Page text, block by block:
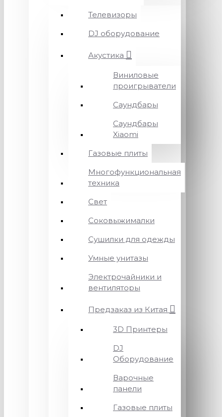
Телевизоры
DJ оборудование
Акустика
Виниловые
проигрыватели
Саундбары
Саундбары
Xiaomi
Газовые плиты
Многофункциональная
техника
Свет
Соковыжималки
Сушилки для одежды
Умные унитазы
Электрочайники и
вентиляторы
Предзаказ из Китая
3D Принтеры
DJ
Оборудование
Варочные
панели
Газовые плиты